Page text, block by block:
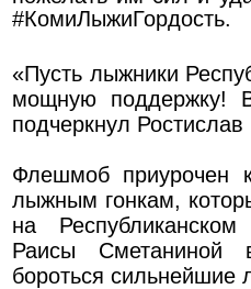
#КомиЛыжиГордость.
«Пусть лыжники
мощную поддержку!
подчеркнул
Флешмоб приурочен
лыжным гонкам,
на
Раисы Сметаниной
бороться сильнейшие